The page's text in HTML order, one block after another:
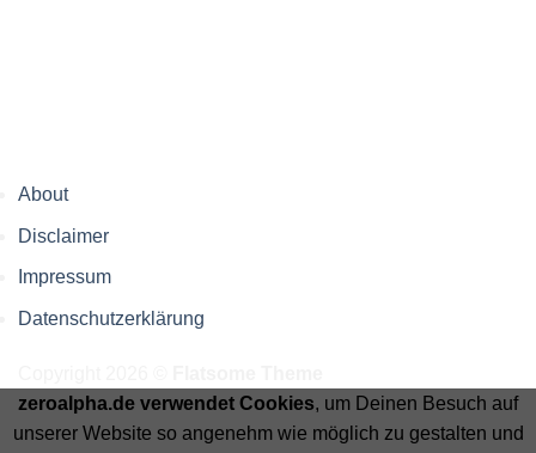
About
Disclaimer
Impressum
Datenschutzerklärung
zeroalpha.de verwendet Cookies, um Deinen Besuch auf
unserer Website so angenehm wie möglich zu gestalten und